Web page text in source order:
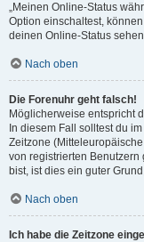
„Meinen Online-Status
Option einschaltest,
deinen Online-Status
Nach oben
Die Forenuhr geht falsch!
Möglicherweise entspricht
In diesem Fall solltest du
Zeitzone
von registrierten
bist, ist dies ein guter
Nach oben
Ich habe die Zeitzone